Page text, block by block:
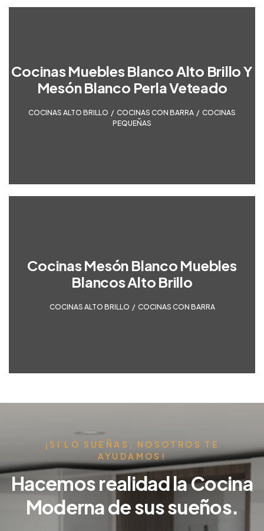
Cocinas Muebles Blanco Alto Brillo Y
Mesón Blanco Perla Veteado
COCINAS ALTO BRILLO COCINAS CON BARRA
COCINAS
PEQUEÑAS
Cocinas Mesón Blanco Muebles
Blancos Alto Brillo
COCINAS ALTO BRILLO COCINAS CON BARRA
¡SI LO SUEÑAS, NOSOTROS TE
AYUDAMOS!
Hacemos realidad la Cocina
Moderna de sus sueños.